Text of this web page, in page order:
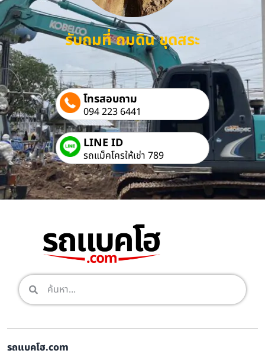
รับถมที่ ถมดิน ขุดสระ
โทรสอบถาม
094 223 6441
LINE ID
รถแม็คโครให้เช่า 789
รถแบคโฮ.com